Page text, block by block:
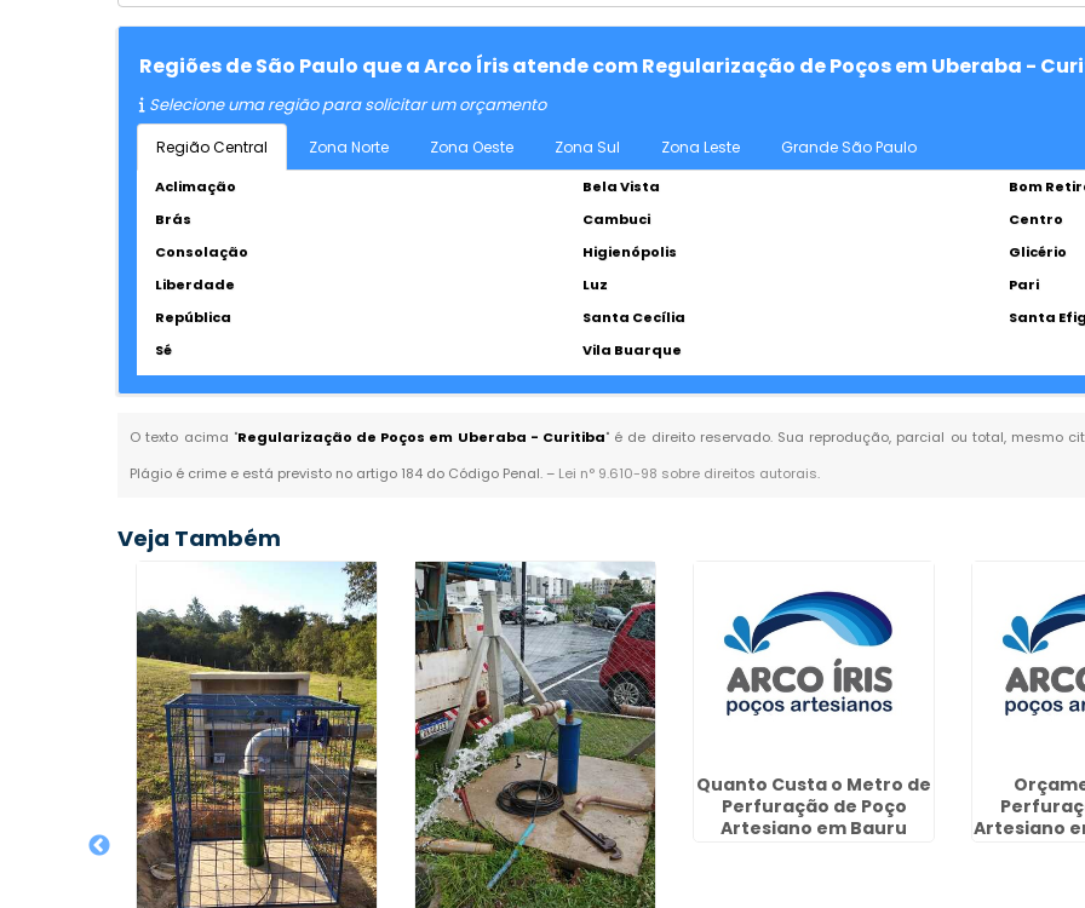
Regiões de São Paulo que a Arco Íris atende com Regularização de Poços em Uberaba -
Selecione uma região para solicitar um orçamento
Região Central Zona Norte Zona Oeste Zona Sul Zona Leste Grande São Paulo
Aclimação Bela Vista
Bom
Brás
Cambuci
Centro
Consolação
Higienópolis
Glicério
Liberdade
Luz
Pari
República
Santa Cecília
Santa
Sé
Vila Buarque
O texto acima "Regularização de Poços em Uberaba - Curitiba" é de direito reservado. Sua reprodução, parcial ou total, mesmo
Plágio é crime e está previsto no artigo 184 do Código Penal. – Lei n° 9.610-98 sobre direitos autorais.
Veja Também
Quanto Custa o Metro de
Perfuração de Poço
Artesiano em Bauru
Artesiano